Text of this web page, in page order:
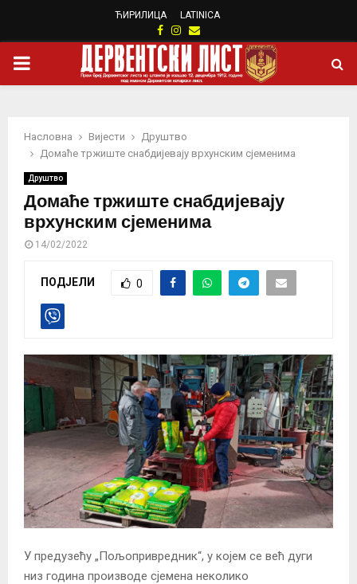
ЋИРИЛИЦА LATINICA
Facebook
Instagram
Email
PRIMARY
Насловна Вијести
Друштво
Домаће тржиште снабдијевају врхунским сјеменима
Друштво
Домаће тржиште снабдијевају
врхунским сјеменима
14/02/2022
ПОДЈЕЛИ 0
У предузећу „Пољопривредник“, у којем се већ дуги
низ година производе сјемена неколико